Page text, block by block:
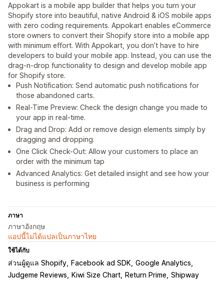
Appokart is a mobile app builder that helps you turn your
Shopify store into beautiful, native Android & iOS mobile apps
with zero coding requirements. Appokart enables eCommerce
store owners to convert their Shopify store into a mobile app
with minimum effort. With Appokart, you don’t have to hire
developers to build your mobile app. Instead, you can use the
drag-n-drop functionality to design and develop mobile app
for Shopify store.
Push Notification: Send automatic push notifications for
those abandoned carts.
Real-Time Preview: Check the design change you made to
your app in real-time.
Drag and Drop: Add or remove design elements simply by
dragging and dropping.
One Click Check-Out: Allow your customers to place an
order with the minimum tap
Advanced Analytics: Get detailed insight and see how your
business is performing
ภาษา
ภาษาอังกฤษ
แอปนี้ไม่ได้แปลเป็นภาษาไทย
ใช้ได้กับ
ส่วนผู้ดูแล Shopify Facebook ad SDK Google Analytics
Judgeme Reviews Kiwi Size Chart Return Prime Shipway